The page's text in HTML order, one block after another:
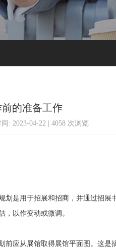
的准备工作
: 2023-04-22 | 4058 次浏览
是用于招展和招商，并通过招展
，以作变动或微调。
应从展馆取得展馆平面图。这是